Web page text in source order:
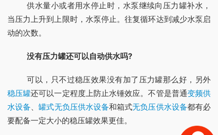
	供水量小或者用水停止时，水泵继续向压力罐补水，
当压力上升到上限时，水泵停止。往复循环达到减少水泵启
动的次数。
没有压力罐还可以自动供水吗?
	可以，只不过稳压效果没有加了压力罐那么好，另外
稳压罐还可以一定程度上防止水锤效应。不管是普通变频供
水设备、罐式无负压供水设备和箱式无负压供水设备都有必
要配备一定大小的稳压罐效果更佳。